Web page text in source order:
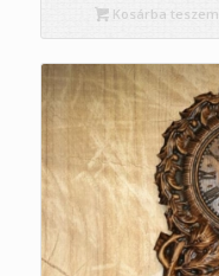
Kosárba teszem